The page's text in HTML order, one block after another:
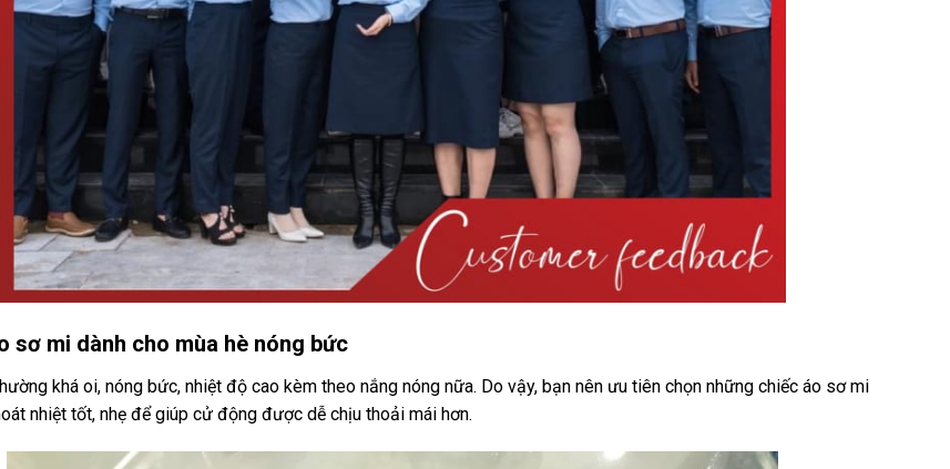
sơ mi dành cho mùa hè nóng bức
khá oi, nóng bức, nhiệt độ cao kèm theo nắng nóng nữa. Do vậy, bạn nên ưu tiên chọn những chiếc áo sơ mi
nhiệt tốt, nhẹ để giúp cử động được dễ chịu thoải mái hơn.